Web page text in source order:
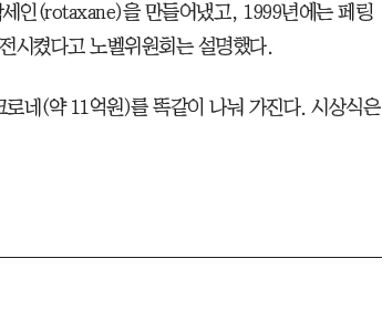
인(rotaxane)을 만들어냈고, 1999년에는 페링
시켰다고 노벨위원회는 설명했다.
네(약 11억원)를 똑같이 나눠 가진다. 시상식은